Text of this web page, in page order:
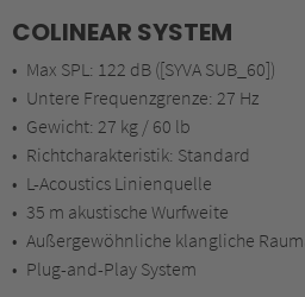
COLINEAR SYSTEM
Max SPL: 122 dB ([SYVA SUB_60])
Untere Frequenzgrenze: 27 Hz
Gewicht: 27 kg / 60 lb
Richtcharakteristik: Standard
L-Acoustics Linienquelle
35 m akustische Wurfweite
Außergewöhnliche klangliche
Plug-and-Play System